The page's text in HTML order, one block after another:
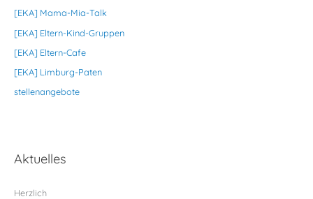
[EKA] Mama-Mia-Talk
[EKA] Eltern-Kind-Gruppen
[EKA] Eltern-Cafe
[EKA] Limburg-Paten
stellenangebote
Aktuelles
Herzlich